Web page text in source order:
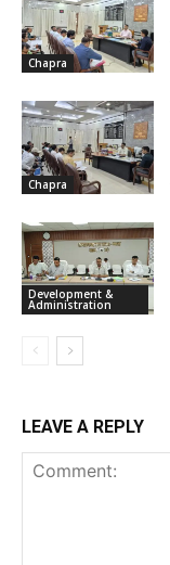
Chapra
Chapra
Development &
Administration
LEAVE A REPLY